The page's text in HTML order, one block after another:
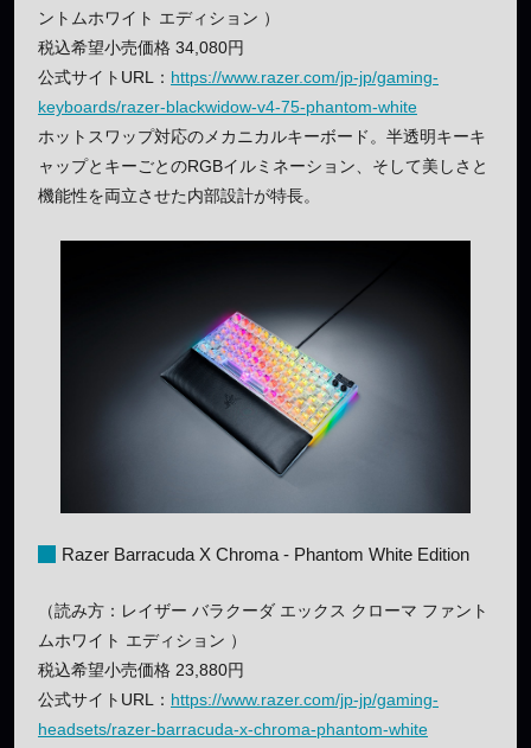
ントムホワイト エディション ）
税込希望小売価格 34,080円
公式サイトURL： https://www.razer.com/jp-jp/gaming-
keyboards/razer-blackwidow-v4-75-phantom-white
ホットスワップ対応のメカニカルキーボード。半透明キーキ
ャップとキーごとのRGBイルミネーション、そして美しさと
機能性を両立させた内部設計が特長。
Razer Barracuda X Chroma - Phantom White Edition
（読み方：レイザー バラクーダ エックス クローマ ファント
ムホワイト エディション ）
税込希望小売価格 23,880円
公式サイトURL： https://www.razer.com/jp-jp/gaming-
headsets/razer-barracuda-x-chroma-phantom-white